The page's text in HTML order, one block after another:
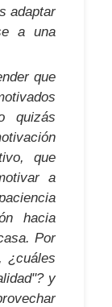
adaptar
a una
que
quizás
que
a
hacia
Por
¿cuáles
y